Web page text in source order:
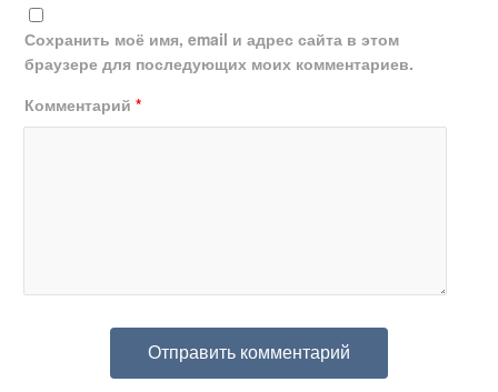
Сохранить моё имя, email и адрес сайта в этом
браузере для последующих моих комментариев.
Комментарий*